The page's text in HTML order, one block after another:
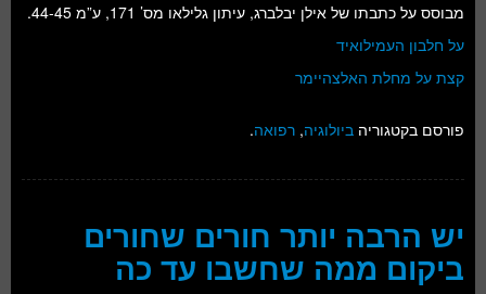
מבוסס על כתבתו של אילן יבלברג, עיתון גלילאו מס’ 171, ע”מ 44-45.
על חלבון העמילואיד
קצת על מחלת האלצהיימר
פורסם בקטגוריה ביולוגיה, רפואה.
יש הרבה יותר חורים שחורים
ביקום ממה שחשבו עד כה